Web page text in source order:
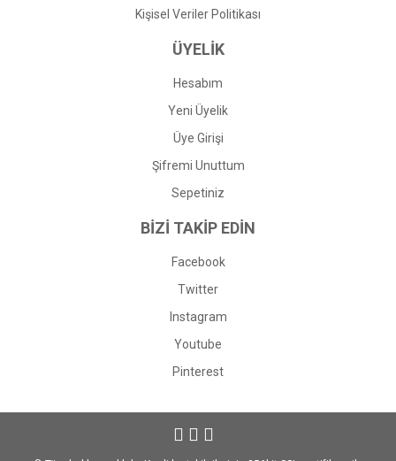
Kişisel Veriler Politikası
ÜYELİK
Hesabım
Yeni Üyelik
Üye Girişi
Şifremi Unuttum
Sepetiniz
BİZİ TAKİP EDİN
Facebook
Twitter
Instagram
Youtube
Pinterest